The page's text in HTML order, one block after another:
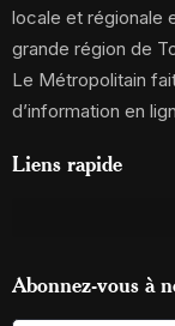
locale et régionale
grande région de
Le Métropolitain
d’information en
Liens rapide
Abonnez-vous à